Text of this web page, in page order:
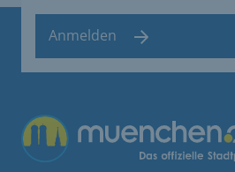
Anmelden
Übergreifende Links